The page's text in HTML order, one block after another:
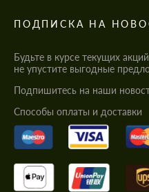
ПОДПИСКА НА
Будьте в курсе текущих
не упустите выгодные
Подпишитесь на наши
Cпособы оплаты и доставки